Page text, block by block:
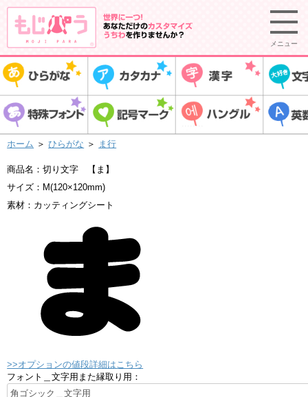
メニュー
ホーム ＞ ひらがな ＞ ま行
商品名：切り文字 【ま】
サイズ：M(120×120mm)
素材：カッティングシート
>>オプションの値段詳細はこちら
フォント＿文字用また縁取り用：